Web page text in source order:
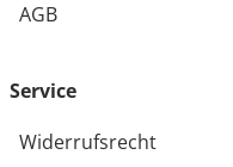
AGB
Service
Widerrufsrecht